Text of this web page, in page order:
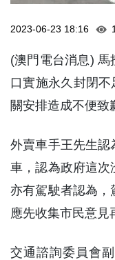
2023-06-23 18:16
(澳門電台消息) 馬
口實施永久封閉
關安排造成不便致
外賣車手王先生認
車，認為政府這次
亦有駕駛者認為
應先收集市民意見
交通諮詢委員會